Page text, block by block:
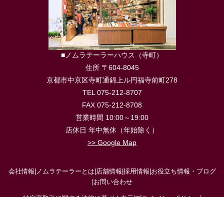
■ノムラテーラーハウス（寺町）
住所 〒604-8045
京都市中京区寺町通錦上ル円福寺前町278
TEL 075-212-8707
FAX 075-212-8708
営業時間 10:00～19:00
店休日 年中無休（年始除く）
>> Google Map
会社情報 ノムラテーラーとは 店舗情報 採用情報 お役立ち情報・ブログ
お問い合わせ